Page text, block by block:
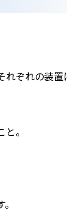
れぞれの装置
。